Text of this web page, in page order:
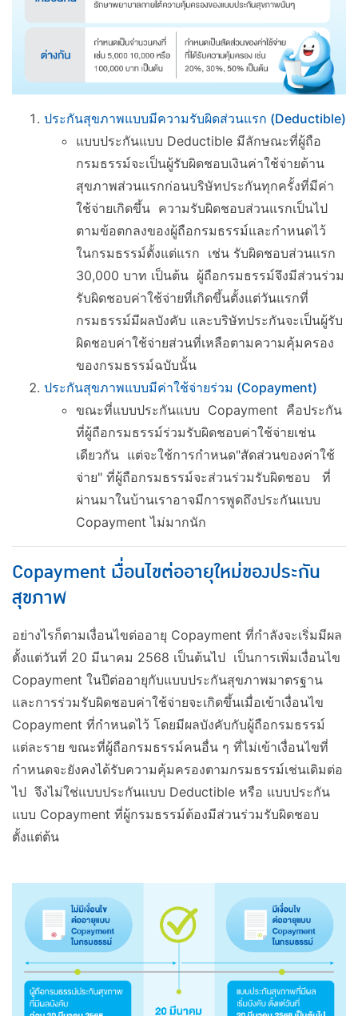
ประกันสุขภาพแบบมีความรับผิดส่วนแรก (Deductible)
​แบบประกันแบบ Deductible มีลักษณะที่ผู้ถือ
กรมธรรม์จะเป็นผู้รับผิดชอบเงินค่าใช้จ่ายด้าน
สุขภาพส่วนแรกก่อนบริษัทประกันทุกครั้งที่มีค่า
ใช้จ่ายเกิดขึ้น ความรับผิดชอบส่วนแรกเป็นไป
ตามข้อตกลงของผู้ถือกรมธรรม์และกำหนดไว้
ในกรมธรรม์ตั้งแต่แรก เช่น รับผิดชอบส่วนแรก
30,000 บาท เป็นต้น ผู้ถือกรมธรรม์จึงมีส่วนร่วม
รับผิดชอบค่าใช้จ่ายที่เกิดขึ้นตั้งแต่วันแรกที่
กรมธรรม์มีผลบังคับ และบริษัทประกันจะเป็นผู้รับ
ผิดชอบค่าใช้จ่ายส่วนที่เหลือตามความคุ้มครอง
ของกรมธรรม์ฉบับนั้น
ประกันสุขภาพแบบมีค่าใช้จ่ายร่วม (Copayment)
ขณะที่แบบประกันแบบ Copayment คือประกัน
ที่ผู้ถือกรมธรรม์ร่วมรับผิดชอบค่าใช้จ่ายเช่น
เดียวกัน แต่จะใช้การกำหนด"สัดส่วนของค่าใช้
จ่าย" ที่ผู้ถือกรมธรรม์จะส่วนร่วมรับผิดชอบ ที่
ผ่านมาในบ้านเราอาจมีการพูดถึงประกันแบบ
Copayment ไม่มากนัก
Copayment เงื่อนไขต่ออายุใหม่ของประกัน
สุขภาพ
อย่างไรก็ตามเงื่อนไขต่ออายุ Copayment ที่กำลังจะเริ่มมีผล
ตั้งแต่วันที่ 20 มีนาคม 2568 เป็นต้นไป เป็นการเพิ่มเงื่อนไข
Copayment ในปีต่ออายุกับแบบประกันสุขภาพมาตรฐาน
และการร่วมรับผิดชอบค่าใช้จ่ายจะเกิดขึ้นเมื่อเข้าเงื่อนไข
Copayment ที่กำหนดไว้ โดยมีผลบังคับกับผู้ถือกรมธรรม์
แต่ละราย ขณะที่ผู้ถือกรมธรรม์คนอื่น ๆ ที่ไม่เข้าเงื่อนไขที่
กำหนดจะยังคงได้รับความคุ้มครองตามกรมธรรม์เช่นเดิมต่อ
ไป จึงไม่ใช่แบบประกันแบบ Deductible หรือ แบบประกัน
แบบ Copayment ที่ผู้กรมธรรม์ต้องมีส่วนร่วมรับผิดชอบ
ตั้งแต่ต้น